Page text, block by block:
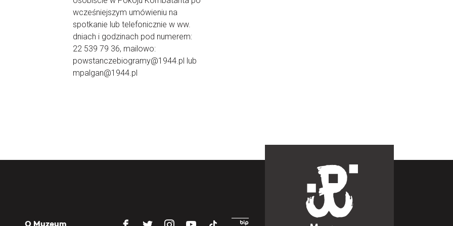
wcześniejszym umówieniu na
spotkanie lub telefonicznie w ww.
dniach i godzinach pod numerem:
22 539 79 36, mailowo:
powstanczebiogramy@1944.pl lub
mpalgan@1944.pl
O Muzeum